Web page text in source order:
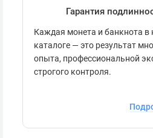
Гарантия
Каждая монета и банкнота
каталоге — это результат
опыта, профессиональной
строгого контроля.